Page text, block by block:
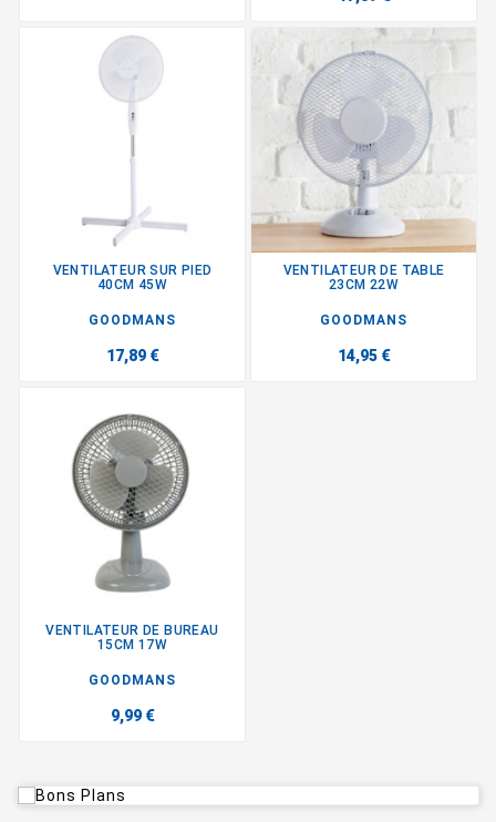
VENTILATEUR SUR PIED
40CM 45W
GOODMANS
17,89 €
VENTILATEUR DE TABLE
23CM 22W
GOODMANS
14,95 €
VENTILATEUR DE BUREAU
15CM 17W
GOODMANS
9,99 €